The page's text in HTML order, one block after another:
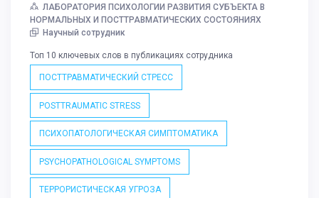
ЛАБОРАТОРИЯ ПСИХОЛОГИИ РАЗВИТИЯ СУБЪЕКТА В
НОРМАЛЬНЫХ И ПОСТТРАВМАТИЧЕСКИХ СОСТОЯНИЯХ
Научный сотрудник
Топ 10 ключевых слов в публикациях сотрудника
ПОСТТРАВМАТИЧЕСКИЙ СТРЕСС
POSTTRAUMATIC STRESS
ПСИХОПАТОЛОГИЧЕСКАЯ СИМПТОМАТИКА
PSYCHOPATHOLOGICAL SYMPTOMS
ТЕРРОРИСТИЧЕСКАЯ УГРОЗА